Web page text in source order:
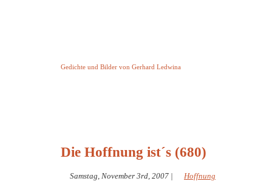
Gedichte und Bilder von Gerhard Ledwina
Die Hoffnung ist´s (680)
Samstag, November 3rd, 2007 | Hoffnung